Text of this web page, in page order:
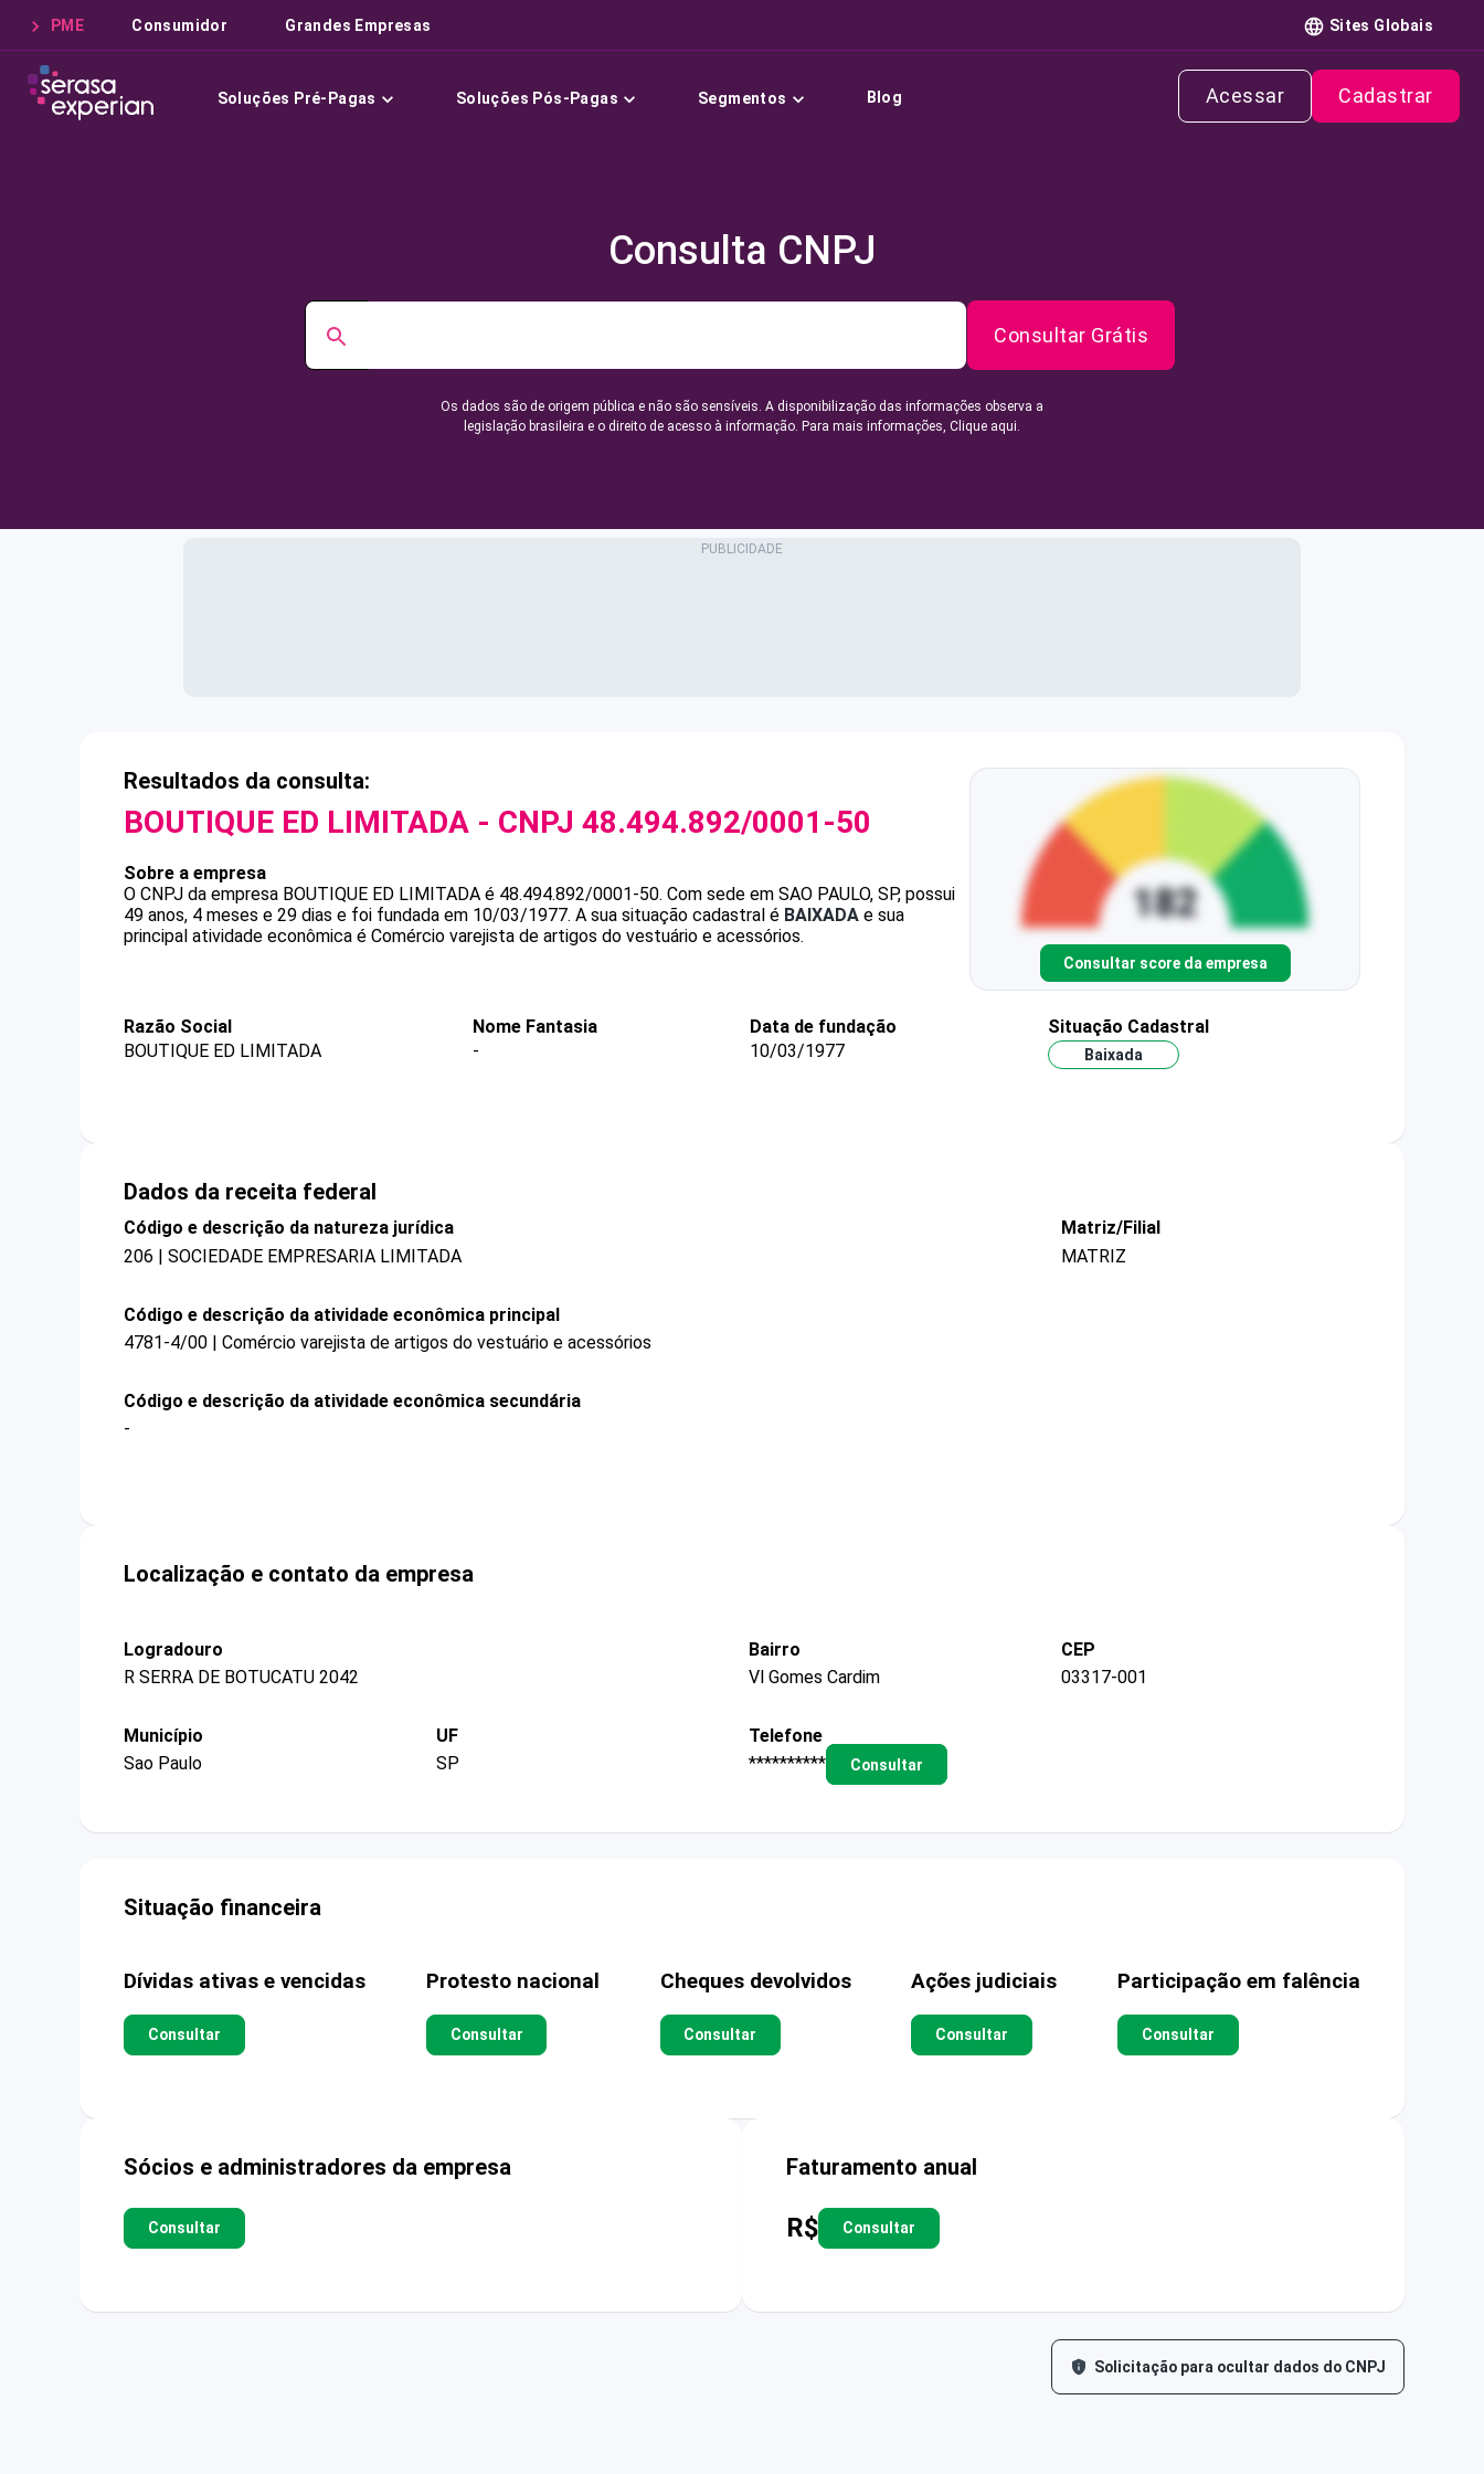
PME Consumidor Grandes Empresas Sites Globais
Soluções Pré-Pagas Soluções Pós-Pagas Segmentos Blog Acessar Cadastrar
Consulta CNPJ
Consultar Grátis
Os dados são de origem pública e não são sensíveis. A disponibilização das informações observa a
legislação brasileira e o direito de acesso à informação. Para mais informações, Clique aqui.
Resultados da consulta:
BOUTIQUE ED LIMITADA - CNPJ 48.494.892/0001-50
Sobre a empresa
O CNPJ da empresa BOUTIQUE ED LIMITADA é 48.494.892/0001-50. Com sede em SAO PAULO, SP, possui
49 anos, 4 meses e 29 dias e foi fundada em 10/03/1977. A sua situação cadastral é BAIXADA e sua
principal atividade econômica é Comércio varejista de artigos do vestuário e acessórios.
Consultar score da empresa
Razão Social
BOUTIQUE ED LIMITADA
Nome Fantasia
-
Data de fundação
10/03/1977
Situação Cadastral
Baixada
Dados da receita federal
Código e descrição da natureza jurídica
206 | SOCIEDADE EMPRESARIA LIMITADA
Matriz/Filial
MATRIZ
Código e descrição da atividade econômica principal
4781-4/00 | Comércio varejista de artigos do vestuário e acessórios
Código e descrição da atividade econômica secundária
-
Localização e contato da empresa
Logradouro
R SERRA DE BOTUCATU 2042
Bairro
Vl Gomes Cardim
CEP
03317-001
Município
Sao Paulo
UF
SP
Telefone
**********
Consultar
Situação financeira
Dívidas ativas e vencidas
Consultar
Protesto nacional
Consultar
Cheques devolvidos
Consultar
Ações judiciais
Consultar
Participação em falência
Consultar
Sócios e administradores da empresa
Consultar
Faturamento anual
R$ Consultar
Solicitação para ocultar dados do CNPJ